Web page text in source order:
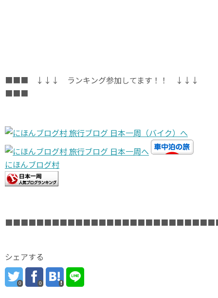
■■■ ↓↓↓ ランキング参加してます！！ ↓↓↓
■■■
にほんブログ村
シェアする
0 0